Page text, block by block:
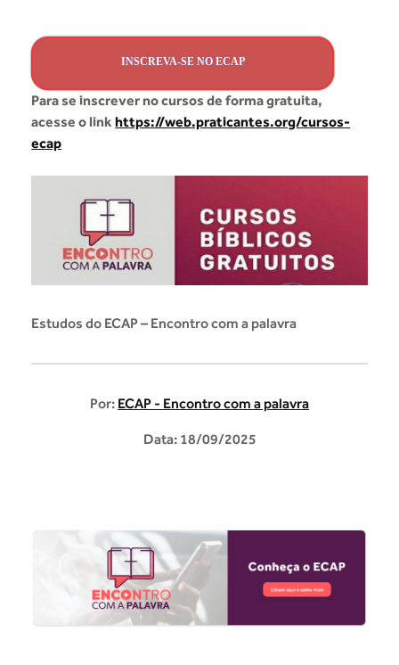
INSCREVA-SE NO ECAP
Para se inscrever no cursos de forma gratuita,
acesse o linkhttps://web.praticantes.org/cursos-
ecap
Estudos do ECAP – Encontro com a palavra
Por: ECAP - Encontro com a palavra
Data: 18/09/2025